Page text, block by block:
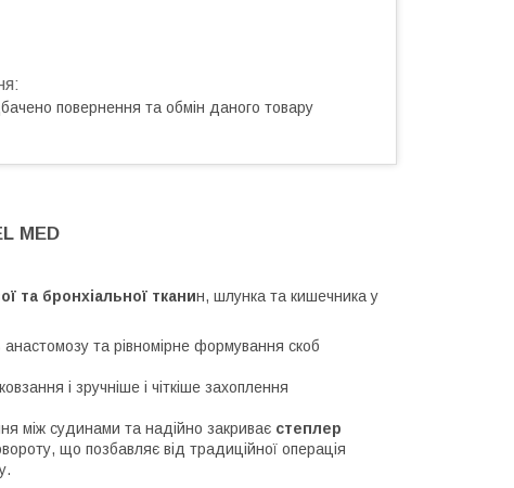
повернення та обмін даного товару
MED
та бронхіальної тканин, шлунка та кишечника у
анастомозу та рівномірне формування скоб
і зручніше і чіткіше захоплення
між судинами та надійно закриває степлер
що позбавляє від традиційної операція